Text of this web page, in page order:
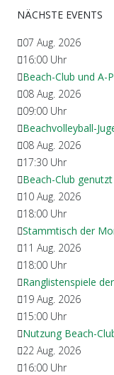
NÄCHSTE EVENTS
07 Aug. 2026
16:00 Uhr
Beach-Club und A-
08 Aug. 2026
09:00 Uhr
Beachvolleyball-
08 Aug. 2026
17:30 Uhr
Beach-Club
10 Aug. 2026
18:00 Uhr
Stammtisch der
11 Aug. 2026
18:00 Uhr
Ranglistenspiele
19 Aug. 2026
15:00 Uhr
Nutzung Beach-
22 Aug. 2026
16:00 Uhr